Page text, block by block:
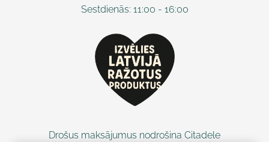
Sestdienās: 11:00 - 16:00
Drošus maksājumus nodrošina Citadele